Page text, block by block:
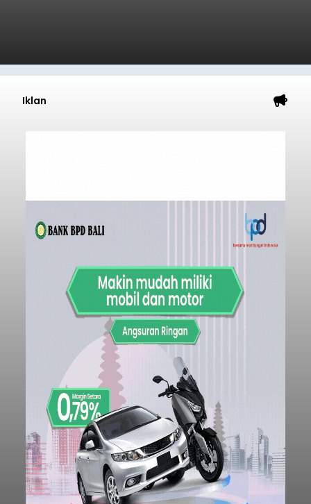
Iklan